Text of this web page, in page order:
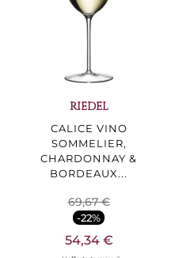
RIEDEL
CALICE VINO
SOMMELIER,
CHARDONNAY &
BORDEAUX...
69,67 €
-22%
54,34 €